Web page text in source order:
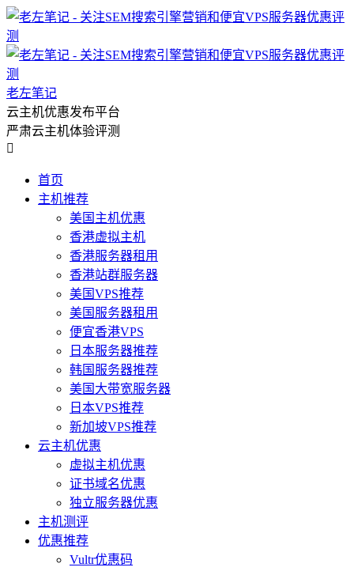
老左笔记
云主机优惠发布平台
严肃云主机体验评测

首页
主机推荐
美国主机优惠
香港虚拟主机
香港服务器租用
香港站群服务器
美国VPS推荐
美国服务器租用
便宜香港VPS
日本服务器推荐
韩国服务器推荐
美国大带宽服务器
日本VPS推荐
新加坡VPS推荐
云主机优惠
虚拟主机优惠
证书域名优惠
独立服务器优惠
主机测评
优惠推荐
Vultr优惠码